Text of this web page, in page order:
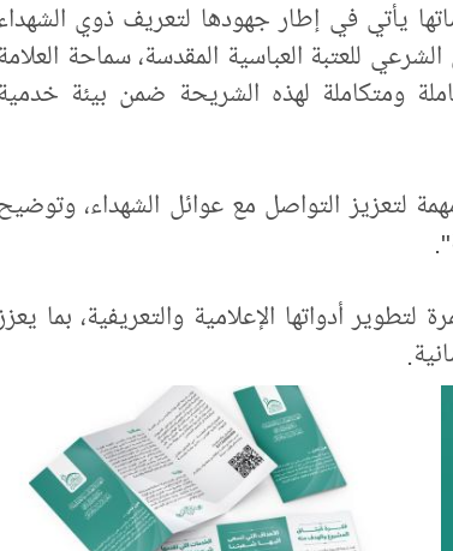
يأتي في إطار جهودها لتعريف ذوي
للعتبة العباسية المقدسة، سماحة العلامة
ومتكاملة لهذه الشريحة ضمن بيئة خدمية
لتعزيز التواصل مع عوائل الشهداء،
أدواتها الإعلامية والتعريفية، بما يعزز